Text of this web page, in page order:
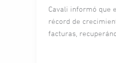
Cavali informó que
récord de
facturas,